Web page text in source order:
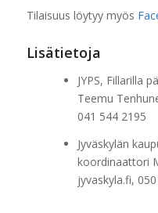
Tilaisuus löytyy myös
Lisätietoja
JYPS, Fillarilla
Teemu
041 544 2195
Jyväskylän
koordinaattori
jyvaskyla.fi,